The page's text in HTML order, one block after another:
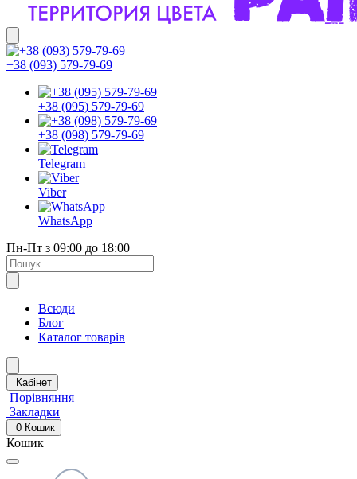
+38 (093) 579-79-69
+38 (095) 579-79-69
+38 (098) 579-79-69
Telegram
Viber
WhatsApp
Пн-Пт з 09:00 до 18:00
Всюди
Блог
Каталог товарів
Кабінет
Порівняння
Закладки
0 Кошик
Кошик